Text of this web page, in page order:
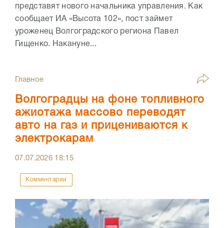
представят нового начальника управления. Как
сообщает ИА «Высота 102», пост займет
уроженец Волгоградского региона Павел
Гищенко. Накануне...
Главное
Волгоградцы на фоне топливного
ажиотажа массово переводят
авто на газ и прицениваются к
электрокарам
07.07.2026 18:15
Комментарии